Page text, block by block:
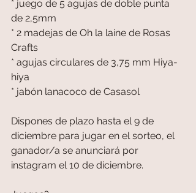
* juego de 5 agujas de doble punta
de 2,5mm
* 2 madejas de Oh la laine de Rosas
Crafts
* agujas circulares de 3,75 mm Hiya-
hiya
* jabón lanacoco de Casasol
Dispones de plazo hasta el 9 de
diciembre para jugar en el sorteo, el
ganador/a se anunciará por
instagram el 10 de diciembre.